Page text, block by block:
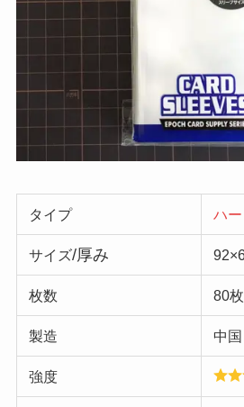
タイプ ハー
サイズ/厚み
枚数 80枚
製造 中国
強度